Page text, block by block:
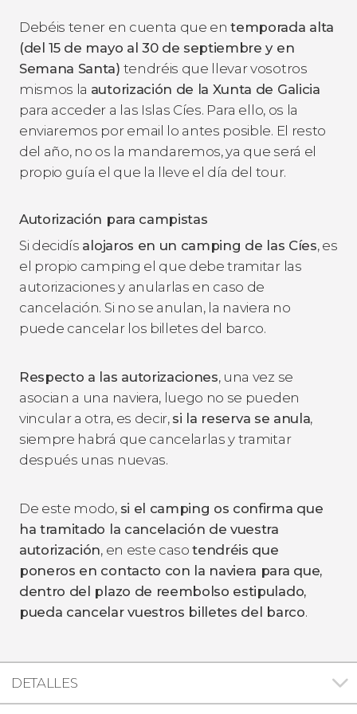
Debéis tener en cuenta que entemporada alta
(del 15 de mayo al 30 de septiembre y en
Semana Santa) tendréis que llevar vosotros
mismos la autorización de la Xunta de Galicia
para acceder a las Islas Cíes. Para ello, os la
enviaremos por email lo antes posible. El resto
del año, no os la mandaremos, ya que será el
propio guía el que la lleve el día del tour.
Autorización para campistas
Si decidís alojaros en un camping de las Cíes, es
el propio camping el que debe tramitar las
autorizaciones y anularlas en caso de
cancelación. Si no se anulan, la naviera no
puede cancelar los billetes del barco.
Respecto a las autorizaciones, una vez se
asocian a una naviera, luego no se pueden
vincular a otra, es decir, si la reserva se anula,
siempre habrá que cancelarlas y tramitar
después unas nuevas.
De este modo, si el camping os confirma que
ha tramitado la cancelación de vuestra
autorización, en este casotendréis que
poneros en contacto con la naviera para que,
dentro del plazo de reembolso estipulado,
pueda cancelar vuestros billetes del barco.
DETALLES